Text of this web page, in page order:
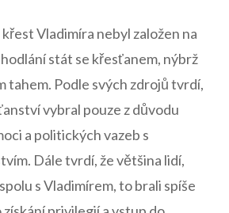
Vladimíra nebyl založen na
stát se⁤ křesťanem, nýbrž
tahem. Podle svých zdrojů tvrdí,
vybral pouze z důvodu
a politických vazeb s
Dále tvrdí, že většina lidí,
s ⁤Vladimírem, to brali spíše